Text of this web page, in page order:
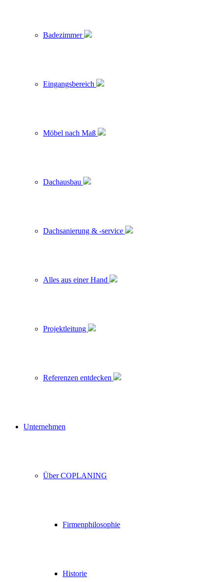
Badezimmer
Eingangsbereich
Möbel nach Maß
Dachausbau
Dachsanierung & -service
Alles aus einer Hand
Projektleitung
Referenzen entdecken
Unternehmen
Über COPLANING
Firmenphilosophie
Historie